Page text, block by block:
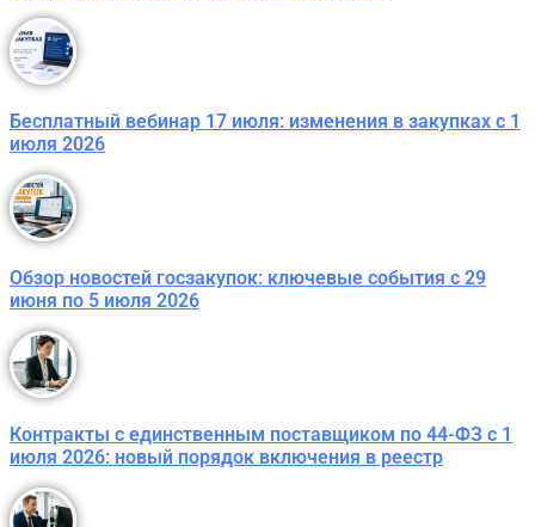
Бесплатный вебинар 17 июля: изменения в закупках с 1
июля 2026
Обзор новостей госзакупок: ключевые события с 29
июня по 5 июля 2026
Контракты с единственным поставщиком по 44-ФЗ с 1
июля 2026: новый порядок включения в реестр